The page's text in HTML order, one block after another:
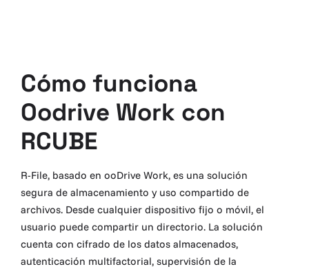
Cómo funciona
Oodrive Work con
RCUBE
R-File, basado en ooDrive Work, es una solución
segura de almacenamiento y uso compartido de
archivos. Desde cualquier dispositivo fijo o móvil, el
usuario puede compartir un directorio. La solución
cuenta con cifrado de los datos almacenados,
autenticación multifactorial, supervisión de la